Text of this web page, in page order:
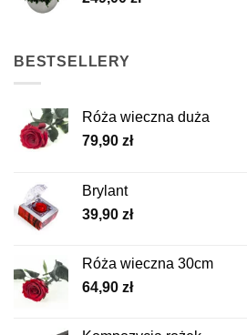
BESTSELLERY
Róża wieczna duża
79,90 zł
Brylant
39,90 zł
Róża wieczna 30cm
64,90 zł